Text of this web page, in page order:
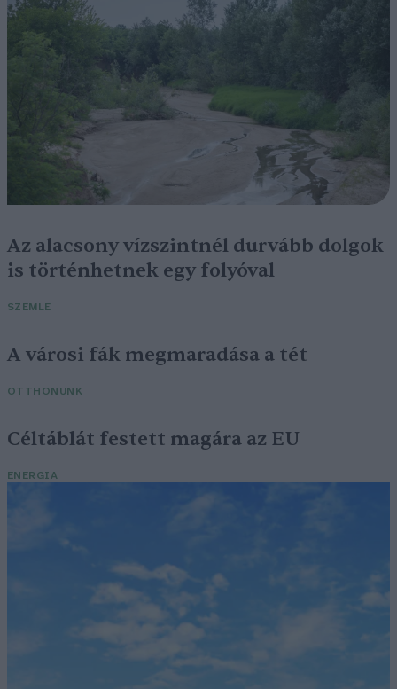
Az alacsony vízszintnél durvább dolgok
is történhetnek egy folyóval
SZEMLE
A városi fák megmaradása a tét
OTTHONUNK
Céltáblát festett magára az EU
ENERGIA